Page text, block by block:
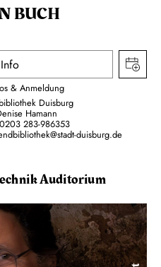
BUCH
Info
& Anmeldung
Duisburg
Hamann
283-986353
duisburg.de
Auditorium